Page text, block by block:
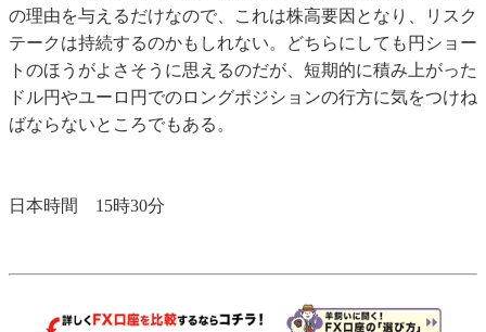
の理由を与えるだけなので、これは株高要因となり、リスク
テークは持続するのかもしれない。どちらにしても円ショー
トのほうがよさそうに思えるのだが、短期的に積み上がった
ドル円やユーロ円でのロングポジションの行方に気をつけね
ばならないところでもある。
日本時間 15時30分